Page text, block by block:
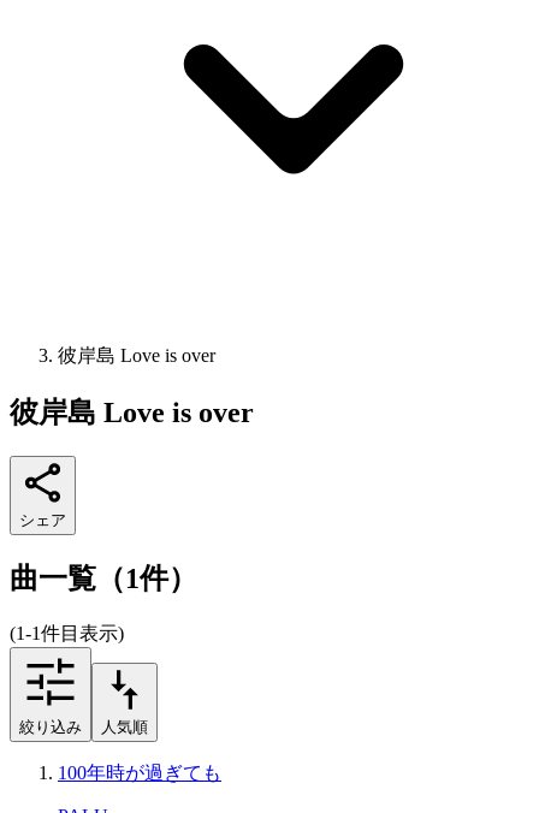
彼岸島 Love is over
彼岸島 Love is over
シェア
曲一覧（1件）
(1-1件目表示)
絞り込み 人気順
100年時が過ぎても